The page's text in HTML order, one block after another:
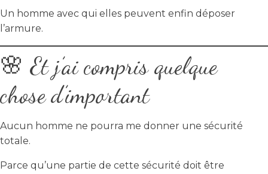
Un homme avec qui elles peuvent enfin déposer
l’armure.
🌸 Et j’ai compris quelque
chose d’important
Aucun homme ne pourra me donner une sécurité
totale.
Parce qu’une partie de cette sécurité doit être